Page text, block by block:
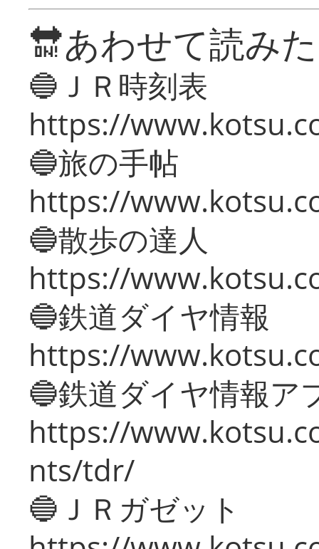
🔛あわせて読み
🔵ＪＲ時刻表
https://
🔵旅の手帖
https://
🔵散歩の達人
https://
🔵鉄道ダイヤ情報
https://
🔵鉄道ダイヤ情報ア
https://
nts/tdr/
🔵ＪＲガゼット